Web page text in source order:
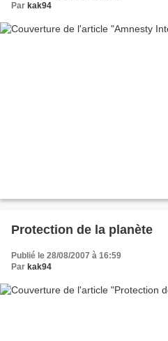
Par kak94
Protection de la planète
Publié le 28/08/2007 à 16:59
Par kak94